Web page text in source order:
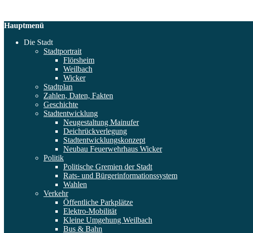
Hauptmenü
Die Stadt
Stadtportrait
Flörsheim
Weilbach
Wicker
Stadtplan
Zahlen, Daten, Fakten
Geschichte
Stadtentwicklung
Neugestaltung Mainufer
Deichrückverlegung
Stadtentwicklungskonzept
Neubau Feuerwehrhaus Wicker
Politik
Politische Gremien der Stadt
Rats- und Bürgerinformationssystem
Wahlen
Verkehr
Öffentliche Parkplätze
Elektro-Mobilität
Kleine Umgehung Weilbach
Bus & Bahn